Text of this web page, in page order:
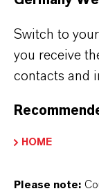
ÜBER
Switch to
you receive
contacts and
HOME
Please note: